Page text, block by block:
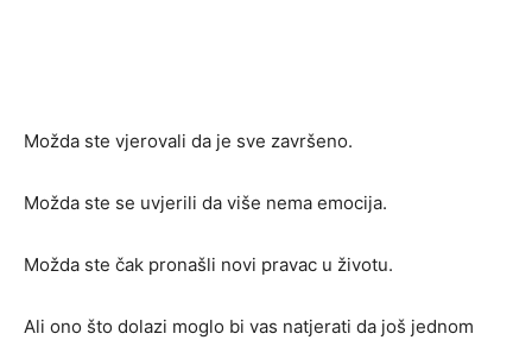
Možda ste vjerovali da je sve završeno.
Možda ste se uvjerili da više nema emocija.
Možda ste čak pronašli novi pravac u životu.
Ali ono što dolazi moglo bi vas natjerati da još jednom